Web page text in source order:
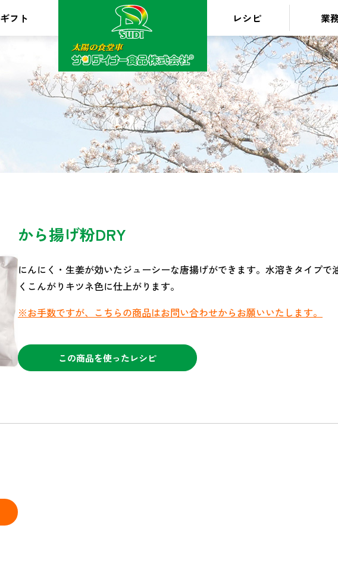
ギフト レシピ 業
から揚げ粉DRY
にんにく・生姜が効いたジューシーな唐揚げができます。水溶きタイプで
くこんがりキツネ色に仕上がります。
※お手数ですが、こちらの商品はお問い合わせからお願いいたします。
この商品を使ったレシピ